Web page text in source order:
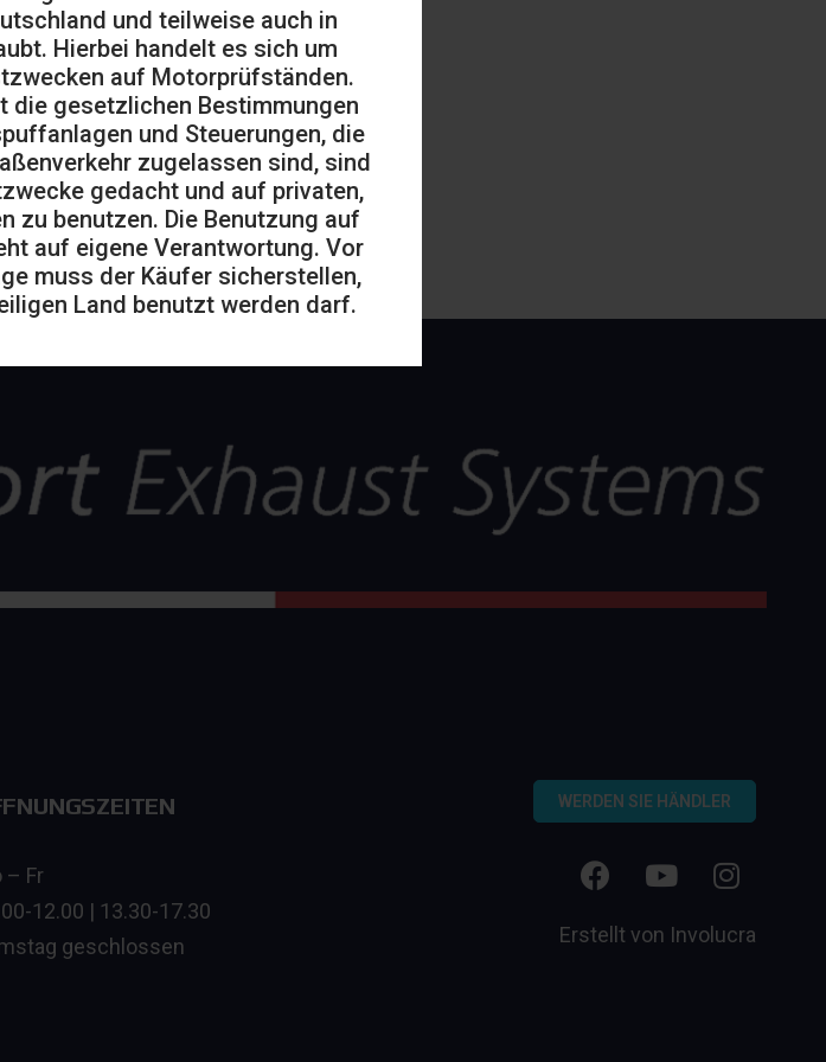
und teilweise auch in
Hierbei handelt es sich um
auf Motorprüfständen.
die gesetzlichen Bestimmungen
und Steuerungen, die
zugelassen sind, sind
gedacht und auf privaten,
zu benutzen. Die Benutzung auf
auf eigene Verantwortung. Vor
muss der Käufer sicherstellen,
Land benutzt werden darf.
– Fr
12.00 | 13.30-17.30
geschlossen
WERDEN SIE HÄNDLER
Erstellt von Involucra